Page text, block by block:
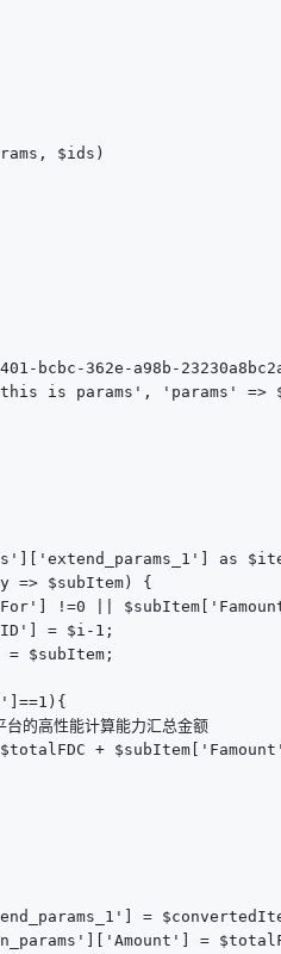
$ids)
bcbc-362e-a98b-
is params', 'params' =>
as
=> $subItem) {
!=0 ||
= $i-1;
= $subItem;
高性能计算能力汇总金额
+
=
=